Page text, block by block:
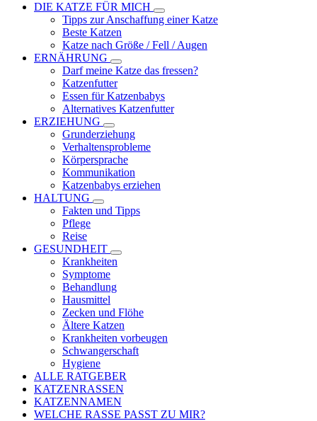
DIE KATZE FÜR MICH
Tipps zur Anschaffung einer Katze
Beste Katzen
Katze nach Größe / Fell / Augen
ERNÄHRUNG
Darf meine Katze das fressen?
Katzenfutter
Essen für Katzenbabys
Alternatives Katzenfutter
ERZIEHUNG
Grunderziehung
Verhaltensprobleme
Körpersprache
Kommunikation
Katzenbabys erziehen
HALTUNG
Fakten und Tipps
Pflege
Reise
GESUNDHEIT
Krankheiten
Symptome
Behandlung
Hausmittel
Zecken und Flöhe
Ältere Katzen
Krankheiten vorbeugen
Schwangerschaft
Hygiene
ALLE RATGEBER
KATZENRASSEN
KATZENNAMEN
WELCHE RASSE PASST ZU MIR?